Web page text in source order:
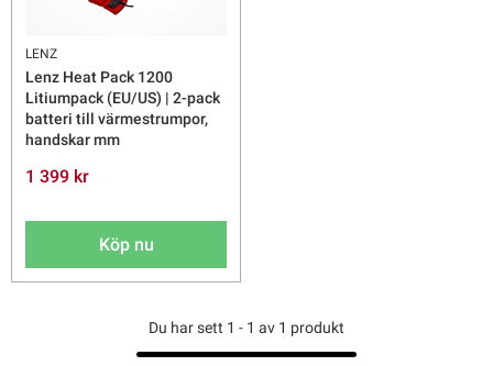
LENZ
Lenz Heat Pack 1200
Litiumpack (EU/US) | 2-pack
batteri till värmestrumpor,
handskar mm
1 399 kr
Köp nu
Du har sett 1 - 1 av 1 produkt